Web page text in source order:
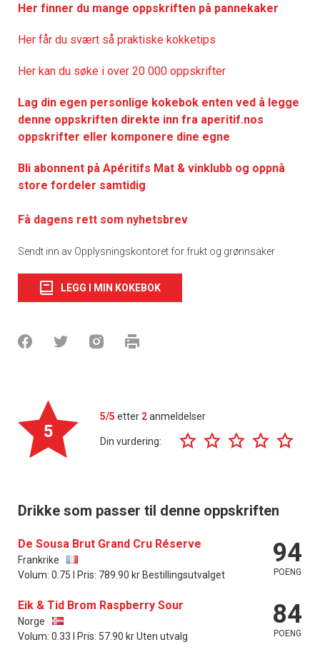
Her finner du mange oppskriften på pannekaker
Her får du svært så praktiske kokketips
Her kan du søke i over 20 000 oppskrifter
Lag din egen personlige kokebok enten ved å legge
denne oppskriften direkte inn fra aperitif.nos
oppskrifter eller komponere dine egne
Bli abonnent på Apéritifs Mat & vinklubb og oppnå
store fordeler samtidig
Få dagens rett som nyhetsbrev
Sendt inn av Opplysningskontoret for frukt og grønnsaker
LEGG I MIN KOKEBOK
5
5/5 etter 2anmeldelser
Din vurdering:
Drikke som passer til denne oppskriften
De Sousa Brut Grand Cru Réserve
Frankrike
Volum: 0.75 l Pris: 789.90 kr Bestillingsutvalget
94
POENG
Eik & Tid Brom Raspberry Sour
Norge
Volum: 0.33 l Pris: 57.90 kr Uten utvalg
84
POENG